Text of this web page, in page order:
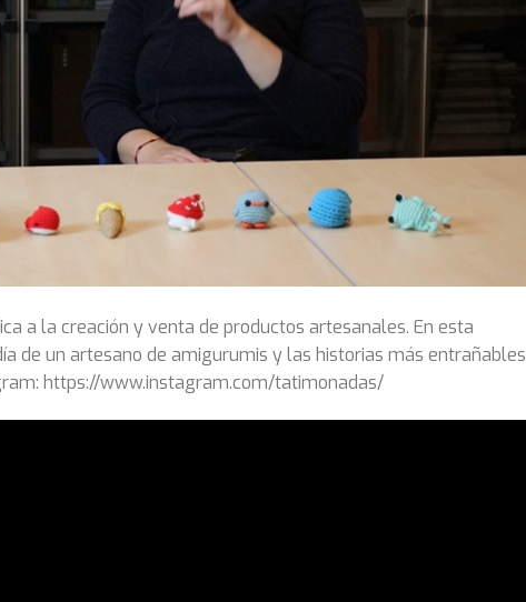
a la creación y venta de productos artesanales. En esta
de un artesano de amigurumis y las historias más entrañables
https://www.instagram.com/tatimonadas/